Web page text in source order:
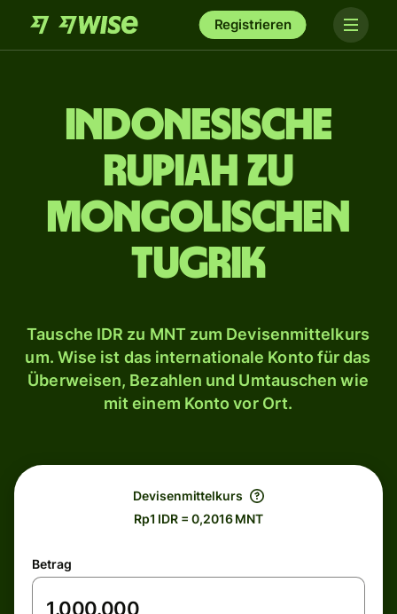
Registrieren
Indonesische
Rupiah zu
mongolischen
Tugrik
Tausche IDR zu MNT zum Devisenmittelkurs
um. Wise ist das internationale Konto für das
Überweisen, Bezahlen und Umtauschen wie
mit einem Konto vor Ort.
Devisenmittelkurs
Rp1 IDR = 0,2016 MNT
Betrag